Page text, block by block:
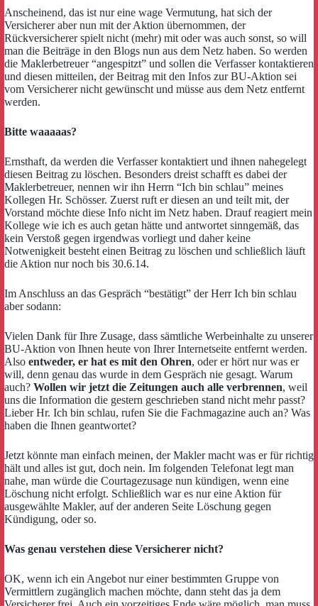
Anscheinend, das ist nur eine wage Vermutung, hat sich der
Versicherer aber nun mit der Aktion übernommen, der
Rückversicherer spielt nicht (mehr) mit oder was auch sonst, so will
man die Beiträge in den Blogs nun aus dem Netz haben. So werden
die Maklerbetreuer “angespitzt” und sollen die Verfasser kontaktieren
und diesen mitteilen, der Beitrag mit den Infos zur BU-Aktion sei
vom Versicherer nicht gewünscht und müsse aus dem Netz entfernt
werden.
Bitte waaaaas?
Ernsthaft, da werden die Verfasser kontaktiert und ihnen nahegelegt
diesen Beitrag zu löschen. Besonders dreist schafft es dabei der
Maklerbetreuer, nennen wir ihn Herrn “Ich bin schlau” meines
Kollegen Hr. Schösser. Zuerst ruft er diesen an und teilt mit, der
Vorstand möchte diese Info nicht im Netz haben. Drauf reagiert mein
Kollege wie ich es auch getan hätte und antwortet sinngemäß, das
kein Verstoß gegen irgendwas vorliegt und daher keine
Notwenigkeit besteht einen Beitrag zu löschen und schließlich läuft
die Aktion nur noch bis 30.6.14.
Im Anschluss an das Gespräch “bestätigt” der Herr Ich bin schlau
aber sodann:
Vielen Dank für Ihre Zusage, dass sämtliche Werbeinhalte zu unserer
BU-Aktion von Ihnen heute von Ihrer Internetseite entfernt werden.
Also entweder, er hat es mit den Ohren, oder er hört nur was er
will, denn genau das wurde in dem Gespräch nie gesagt. Warum
auch? Wollen wir jetzt die Zeitungen auch alle verbrennen, weil
uns die Information die gestern geschrieben stand nicht mehr passt?
Lieber Hr. Ich bin schlau, rufen Sie die Fachmagazine auch an? Was
haben die Ihnen geantwortet?
Jetzt könnte man einfach meinen, der Makler macht was er für richtig
hält und alles ist gut, doch nein. Im folgenden Telefonat legt man
nahe, man würde die Courtagezusage nun kündigen, wenn eine
Löschung nicht erfolgt. Schließlich war es nur eine Aktion für
ausgewählte Makler, auf der anderen Seite Löschung gegen
Kündigung, oder so.
Was genau verstehen diese Versicherer nicht?
OK, wenn ich ein Angebot nur einer bestimmten Gruppe von
Vermittlern zugänglich machen möchte, dann steht das ja dem